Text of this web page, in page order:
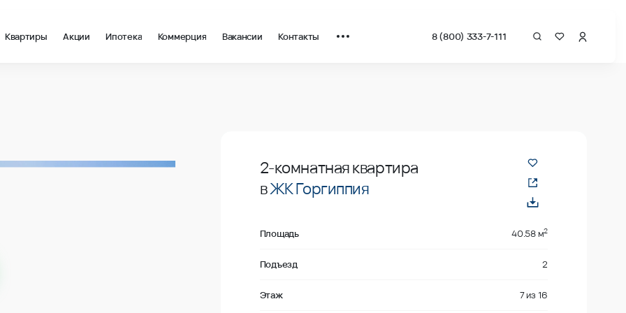
Квартиры Акции Ипотека Коммерция Вакансии Контакты 8 (800) 333-7-111
2-комнатная квартира
вЖК Горгиппия
Площадь 40.58 м2
Подъезд 2
Этаж 7из 16